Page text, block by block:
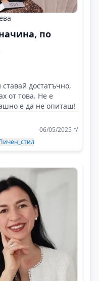
по
достатъчно,
от това. Не е
е да не опиташ!
06/05/2025 г/